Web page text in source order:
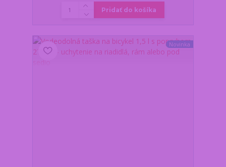
Pridať do košíka
Novinka